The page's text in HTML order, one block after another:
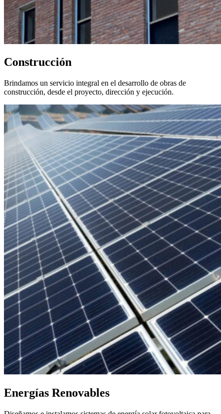
Construcción
Brindamos un servicio integral en el desarrollo de obras de
construcción, desde el proyecto, dirección y ejecución.
Energías Renovables